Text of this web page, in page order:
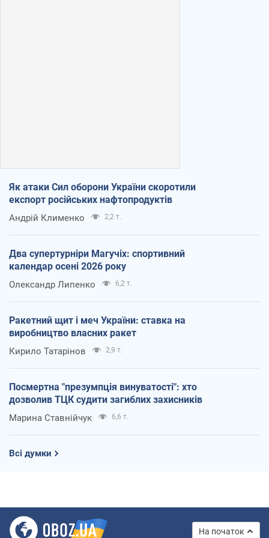
Як атаки Сил оборони України скоротили
експорт російських нафтопродуктів
Андрій Клименко 2,2 т.
Два супертурніри Магучіх: спортивний
календар осені 2026 року
Олександр Липенко 6,2 т.
Ракетний щит і меч України: ставка на
виробництво власних ракет
Кирило Татарінов 2,9 т.
Посмертна "презумпція винуватості": хто
дозволив ТЦК судити загиблих захисників
Марина Ставнійчук 6,6 т.
Всі думки
На початок